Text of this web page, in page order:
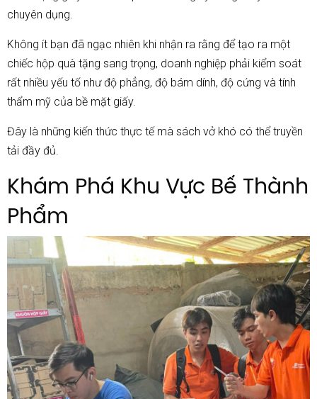
chuyên dụng.
Không ít bạn đã ngạc nhiên khi nhận ra rằng để tạo ra một
chiếc hộp quà tặng sang trọng, doanh nghiệp phải kiểm soát
rất nhiều yếu tố như độ phẳng, độ bám dính, độ cứng và tính
thẩm mỹ của bề mặt giấy.
Đây là những kiến thức thực tế mà sách vở khó có thể truyền
tải đầy đủ.
Khám Phá Khu Vực Bế Thành
Phẩm